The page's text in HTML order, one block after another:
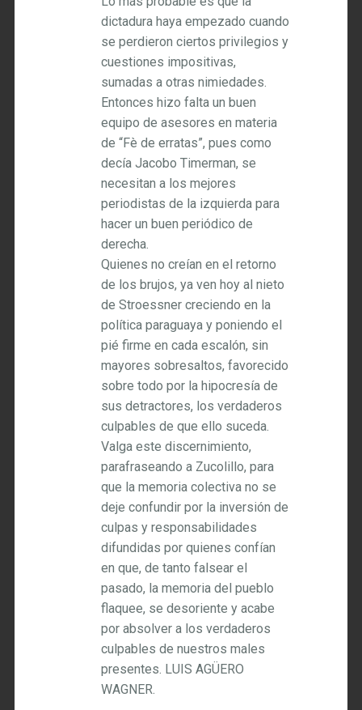
dictadura haya empezado cuando
se perdieron ciertos privilegios y
cuestiones impositivas,
sumadas a otras nimiedades.
Entonces hizo falta un buen
equipo de asesores en materia
de “Fè de erratas”, pues como
decía Jacobo Timerman, se
necesitan a los mejores
periodistas de la izquierda para
hacer un buen periódico de
derecha.
Quienes no creían en el retorno
de los brujos, ya ven hoy al nieto
de Stroessner creciendo en la
política paraguaya y poniendo el
pié firme en cada escalón, sin
mayores sobresaltos, favorecido
sobre todo por la hipocresía de
sus detractores, los verdaderos
culpables de que ello suceda.
Valga este discernimiento,
parafraseando a Zucolillo, para
que la memoria colectiva no se
deje confundir por la inversión de
culpas y responsabilidades
difundidas por quienes confían
en que, de tanto falsear el
pasado, la memoria del pueblo
flaquee, se desoriente y acabe
por absolver a los verdaderos
culpables de nuestros males
presentes. LUIS AGÜERO
WAGNER.